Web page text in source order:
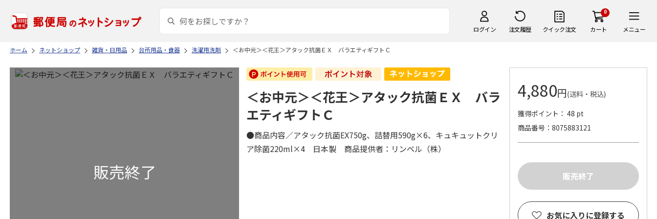
ログイン 注文履歴 クイック注文
0
カート メニュー
ホーム ネットショップ 雑貨・日用品 台所用品・食器 洗濯用洗剤 ＜お中元＞＜花王＞アタック抗菌ＥＸ バラエティギフトＣ
＜お中元＞＜花王＞アタック抗菌ＥＸ バラ
エティギフトＣ
●商品内容／アタック抗菌EX750g、詰替用590g×6、キュキュットクリ
ア除菌220ml×4 日本製 商品提供者：リンベル（株）
4,880円(送料・税込)
獲得ポイント： 48 pt
商品番号
8075883121
お気に入りに登録する